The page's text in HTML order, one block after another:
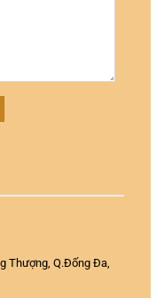
Thượng, Q.Đống Đa,